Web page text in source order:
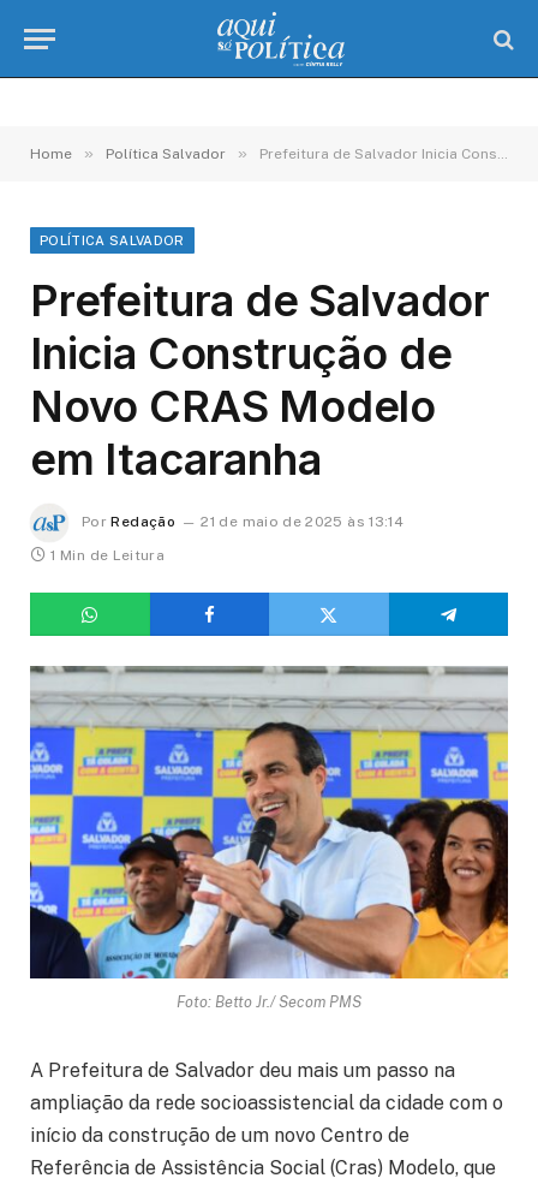
Home » Política Salvador » Prefeitura de Salvador Inicia Construção de Novo CRAS Modelo em Itacaranha
POLÍTICA SALVADOR
Prefeitura de Salvador
Inicia Construção de
Novo CRAS Modelo
em Itacaranha
Por Redação
21 de maio de 2025 às 13:14
1 Min de Leitura
Foto: Betto Jr./ Secom PMS
A Prefeitura de Salvador deu mais um passo na
ampliação da rede socioassistencial da cidade com o
início da construção de um novo Centro de
Referência de Assistência Social (Cras) Modelo, que